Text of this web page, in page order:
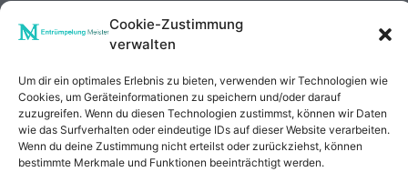
Cookie-Zustimmung
verwalten
Um dir ein optimales Erlebnis zu bieten, verwenden wir Technologien wie
Cookies, um Geräteinformationen zu speichern und/oder darauf
zuzugreifen. Wenn du diesen Technologien zustimmst, können wir Daten
wie das Surfverhalten oder eindeutige IDs auf dieser Website verarbeiten.
Wenn du deine Zustimmung nicht erteilst oder zurückziehst, können
bestimmte Merkmale und Funktionen beeinträchtigt werden.
Entrümpelung Steiermark
Kontakt
Impressum
Datenschutzerklärung
Anrufen E-Mail